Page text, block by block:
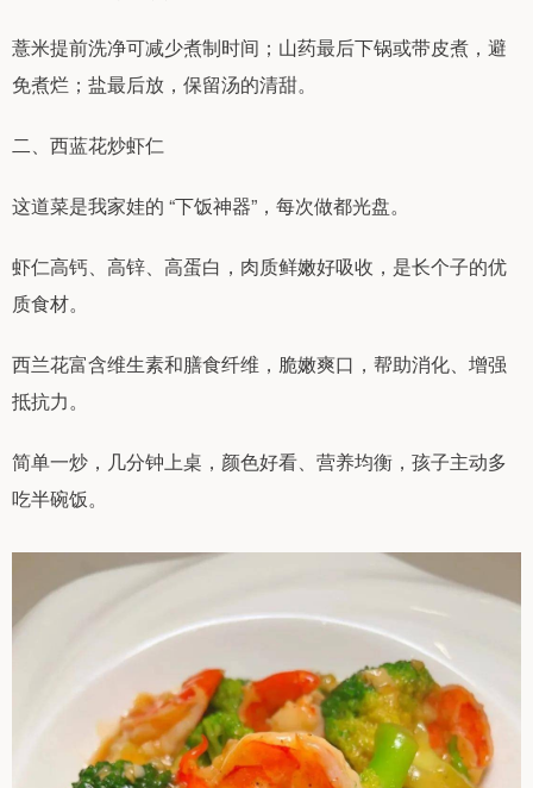
薏米提前洗净可减少煮制时间；山药最后下锅或带皮煮，避
免煮烂；盐最后放，保留汤的清甜。
二、西蓝花炒虾仁
这道菜是我家娃的 “下饭神器”，每次做都光盘。
虾仁高钙、高锌、高蛋白，肉质鲜嫩好吸收，是长个子的优
质食材。
西兰花富含维生素和膳食纤维，脆嫩爽口，帮助消化、增强
抵抗力。
简单一炒，几分钟上桌，颜色好看、营养均衡，孩子主动多
吃半碗饭。